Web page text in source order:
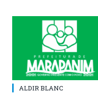
ALDIR BLANC